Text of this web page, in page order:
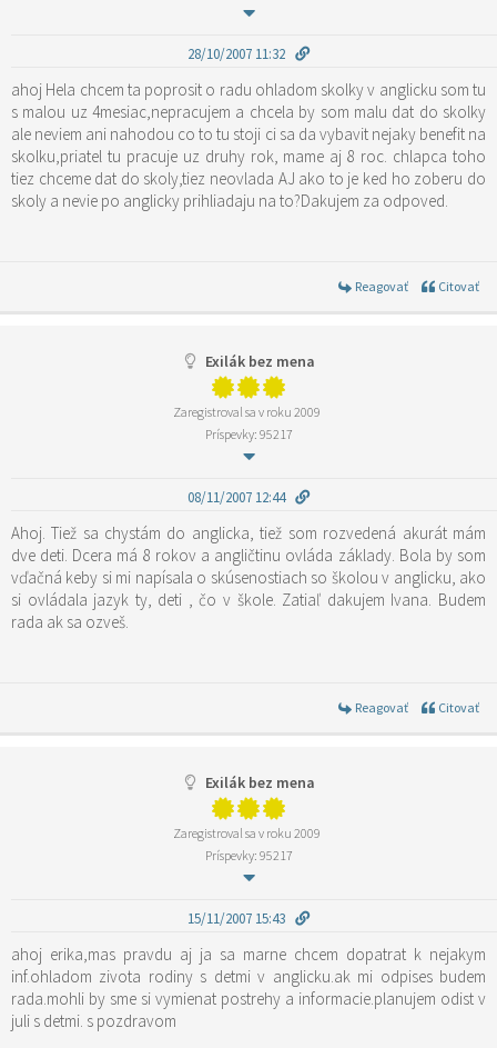
28/10/2007 11:32
ahoj Hela chcem ta poprosit o radu ohladom skolky v anglicku som tu
s malou uz 4mesiac,nepracujem a chcela by som malu dat do skolky
ale neviem ani nahodou co to tu stoji ci sa da vybavit nejaky benefit na
skolku,priatel tu pracuje uz druhy rok, mame aj 8 roc. chlapca toho
tiez chceme dat do skoly,tiez neovlada AJ ako to je ked ho zoberu do
skoly a nevie po anglicky prihliadaju na to?Dakujem za odpoved.
Reagovať Citovať
Exilák bez mena
Zaregistroval sa v roku 2009
Príspevky: 95217
08/11/2007 12:44
Ahoj. Tiež sa chystám do anglicka, tiež som rozvedená akurát mám
dve deti. Dcera má 8 rokov a angličtinu ovláda základy. Bola by som
vďačná keby si mi napísala o skúsenostiach so školou v anglicku, ako
si ovládala jazyk ty, deti , čo v škole. Zatiaľ dakujem Ivana. Budem
rada ak sa ozveš.
Reagovať Citovať
Exilák bez mena
Zaregistroval sa v roku 2009
Príspevky: 95217
15/11/2007 15:43
ahoj erika,mas pravdu aj ja sa marne chcem dopatrat k nejakym
inf.ohladom zivota rodiny s detmi v anglicku.ak mi odpises budem
rada.mohli by sme si vymienat postrehy a informacie.planujem odist v
juli s detmi. s pozdravom